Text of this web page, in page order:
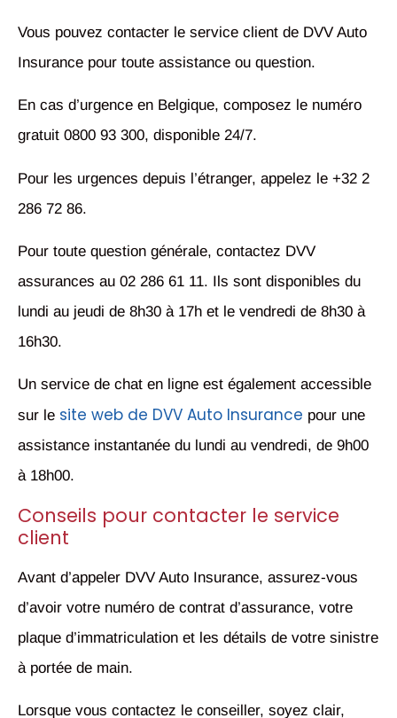
Vous pouvez contacter le service client de DVV Auto
Insurance pour toute assistance ou question.
En cas d’urgence en Belgique, composez le numéro
gratuit 0800 93 300, disponible 24/7.
Pour les urgences depuis l’étranger, appelez le +32 2
286 72 86.
Pour toute question générale, contactez DVV
assurances au 02 286 61 11. Ils sont disponibles du
lundi au jeudi de 8h30 à 17h et le vendredi de 8h30 à
16h30.
Un service de chat en ligne est également accessible
sur le site web de DVV Auto Insurance pour une
assistance instantanée du lundi au vendredi, de 9h00
à 18h00.
Conseils pour contacter le service
client
Avant d’appeler DVV Auto Insurance, assurez-vous
d’avoir votre numéro de contrat d’assurance, votre
plaque d’immatriculation et les détails de votre sinistre
à portée de main.
Lorsque vous contactez le conseiller, soyez clair,